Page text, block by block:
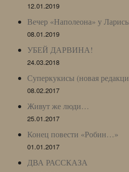
12.01.2019
Вечер «Наполеона» у
08.01.2019
УБЕЙ ДАРВИНА!
24.03.2018
Суперкукисы (новая
08.02.2017
Живут же люди…
25.01.2017
Конец повести «Робин…»
01.01.2017
ДВА РАССКАЗА